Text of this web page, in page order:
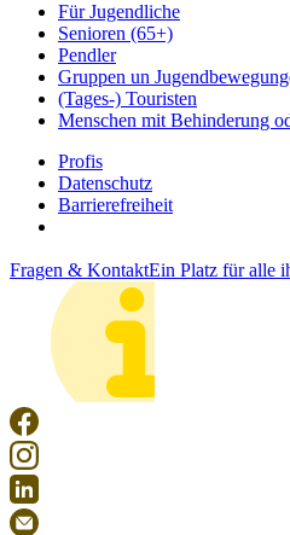
Für Jugendliche
Senioren (65+)
Pendler
Gruppen un
(Tages-) Touristen
Menschen mit Behinderung
Profis
Datenschutz
Barrierefreiheit
Fragen & KontaktEin Platz für alle